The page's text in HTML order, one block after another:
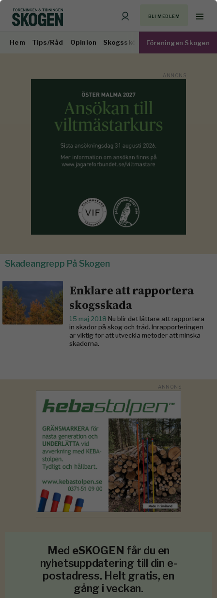
BLI MEDLEM
Hem Tips/Råd Opinion Skogsskötsel Virkesmarknad
Föreningen Skogen
Skadeangrepp På Skogen
Enklare att rapportera
skogsskada
15 maj 2018 Nu blir det lättare att rapportera
in skador på skog och träd. Inrapporteringen
är viktig för att utveckla metoder att minska
skadorna.
Med eSKOGEN får du en
nyhetsuppdatering till din e-
postadress. Helt gratis, en
gång i veckan.